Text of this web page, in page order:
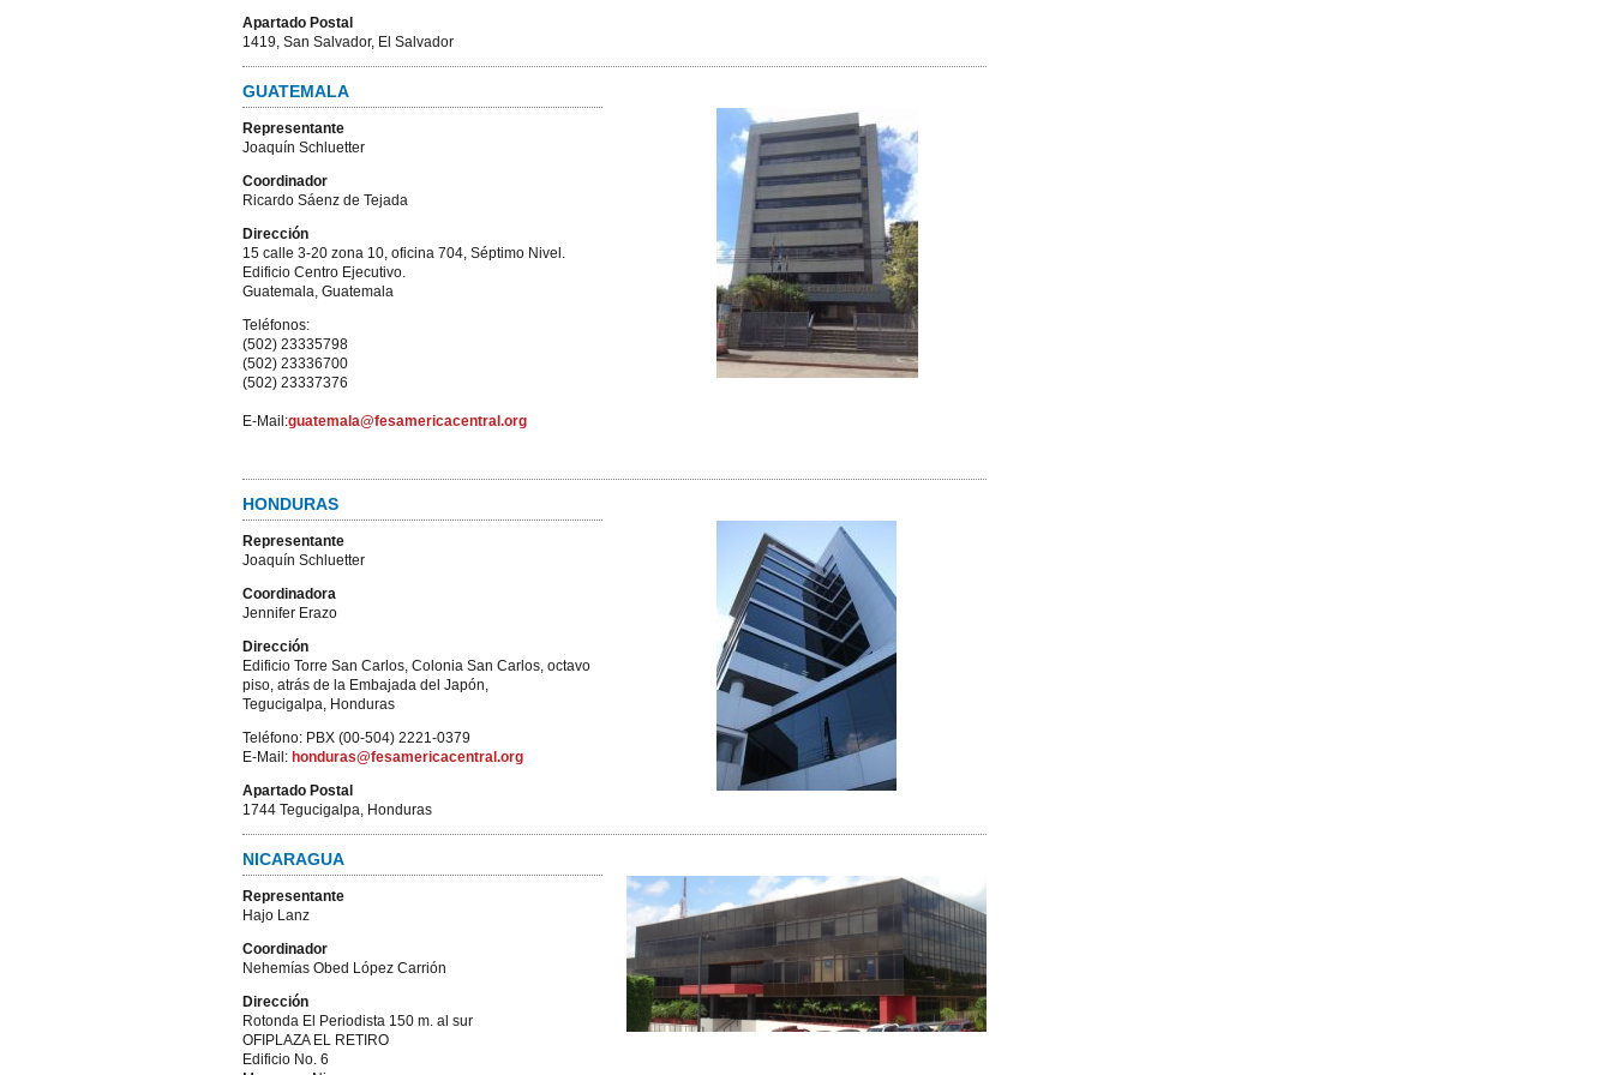
Apartado Postal
1419, San Salvador, El Salvador
GUATEMALA
Representante
Joaquín Schluetter
Coordinador
Ricardo Sáenz de Tejada
Dirección
15 calle 3-20 zona 10, oficina 704, Séptimo Nivel.
Edificio Centro Ejecutivo.
Guatemala, Guatemala
Teléfonos:
(502) 23335798
(502) 23336700
(502) 23337376
E-Mail:guatemala@fesamericacentral.org
HONDURAS
Representante
Joaquín Schluetter
Coordinadora
Jennifer Erazo
Dirección
Edificio Torre San Carlos, Colonia San Carlos, octavo
piso, atrás de la Embajada del Japón,
Tegucigalpa, Honduras
Teléfono: PBX (00-504) 2221-0379
E-Mail: honduras@fesamericacentral.org
Apartado Postal
1744 Tegucigalpa, Honduras
NICARAGUA
Representante
Hajo Lanz
Coordinador
Nehemías Obed López Carrión
Dirección
Rotonda El Periodista 150 m. al sur
OFIPLAZA EL RETIRO
Edificio No. 6